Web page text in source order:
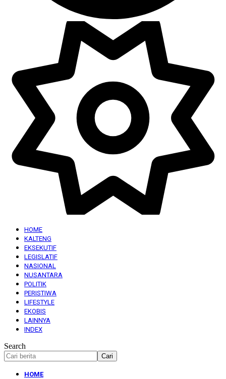
HOME
KALTENG
EKSEKUTIF
LEGISLATIF
NASIONAL
NUSANTARA
POLITIK
PERISTIWA
LIFESTYLE
EKOBIS
LAINNYA
INDEX
Search
HOME